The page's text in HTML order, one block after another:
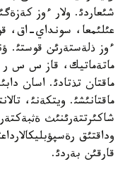
شئعاردئ. ولار ءوز
عئلئمعا، سونداي-اق،
ءوز ذلةستةرئن قوستئ.
ماتةماتيك، قاز س س ر
ماقتان تذتادئ. اسان
ماقتانئشئ. ويتكةنئ،
شاكئرتتةرئنئث
وداقتئق
قارقئن بةردئ.